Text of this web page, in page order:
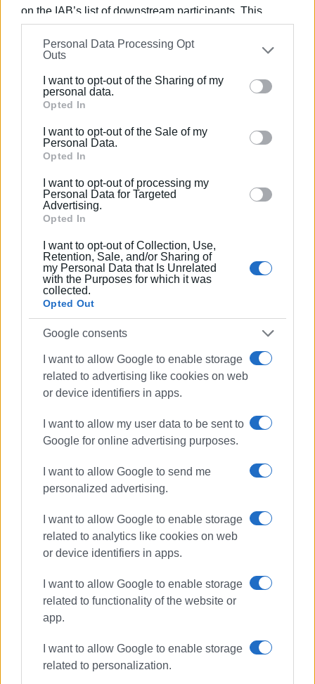
on the IAB’s list of downstream participants. This
information may also be disclosed by us to third parties
on theIAB’s List of Downstream Participants
that may
further disclose it to other third parties.
Please note that this website/app uses one or more
Google services and may gather and store information
behaviour. You may click to grant or deny consent to
Google and its third-party tags to use your data for
section.
Personal Data Processing Opt
Outs
I want to opt-out of the Sharing of my
personal data.
Opted In
I want to opt-out of the Sale of my
Personal Data.
Opted In
I want to opt-out of processing my
Personal Data for Targeted
Advertising.
Opted In
I want to opt-out of Collection, Use,
Retention, Sale, and/or Sharing of
my Personal Data that Is Unrelated
with the Purposes for which it was
collected.
Opted Out
Google consents
I want to allow Google to enable storage
related to advertising like cookies on web
or device identifiers in apps.
I want to allow my user data to be sent to
Google for online advertising purposes.
I want to allow Google to send me
personalized advertising.
I want to allow Google to enable storage
related to analytics like cookies on web
or device identifiers in apps.
I want to allow Google to enable storage
related to functionality of the website or
app.
I want to allow Google to enable storage
related to personalization.
διακοπή της κυκλοφορίας των οχημάτων στην οδό
Μαντζάρου.
Ο Δήμαρχος επέλεξε να κλείσει την ανάρτησή του στα
για την κατάσταση και τη συντήρηση των δημόσιων
κτιρίων που παρέλαβε, γράφοντας χαρακτηριστικά:
«Τα προβλήματα 10ετιών σκάνε ένα - ένα στα χέρια
μας…»
Εμφανίσεις: 4010
ΕΛΕΝΗ ΚΟΡΩΝΑΚΗ
Εργάζεται στις Εκδόσεις Ενημέρωση από το
1990 σε θέσεις υψηλής ευθύνης. Ειδικεύεται στις
καλλιτεχνικό ρεπορτάζ.